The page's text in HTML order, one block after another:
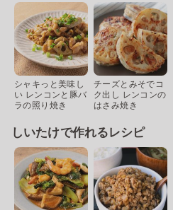
シャキっと美味し
い レンコンと豚バ
ラの照り焼き
チーズとみそでコ
ク出し レンコンの
はさみ焼き
しいたけで作れるレシピ